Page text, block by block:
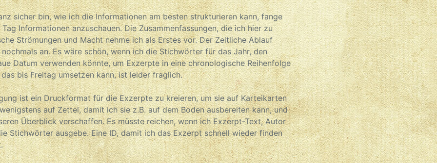
sicher bin, wie ich die Informationen am besten strukturieren kann, fange
Informationen anzuschauen. Die Zusammenfassungen, die ich hier zu
Strömungen und Macht nehme ich als Erstes vor. Der Zeitliche Ablauf
an. Es wäre schön, wenn ich die Stichwörter für das Jahr, den
Datum verwenden könnte, um Exzerpte in eine chronologische Reihenfolge
bis Freitag umsetzen kann, ist leider fraglich.
ist ein Druckformat für die Exzerpte zu kreieren, um sie auf Karteikarten
auf Zettel, damit ich sie z.B. auf dem Boden ausbereiten kann, und
Überblick verschaffen. Es müsste reichen, wenn ich Exzerpt-Text, Autor
Stichwörter ausgebe. Eine ID, damit ich das Exzerpt schnell wieder finden